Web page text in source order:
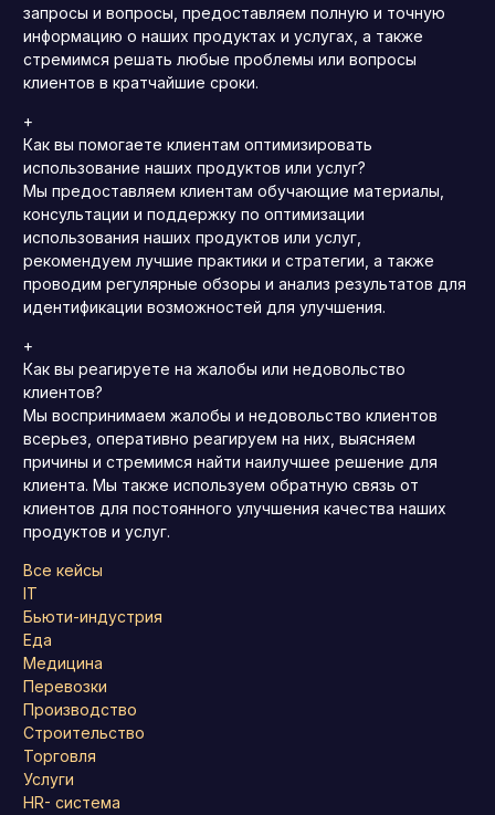
запросы и вопросы, предоставляем полную и точную
информацию о наших продуктах и услугах, а также
стремимся решать любые проблемы или вопросы
клиентов в кратчайшие сроки.
+
Как вы помогаете клиентам оптимизировать
использование наших продуктов или услуг?
Мы предоставляем клиентам обучающие материалы,
консультации и поддержку по оптимизации
использования наших продуктов или услуг,
рекомендуем лучшие практики и стратегии, а также
проводим регулярные обзоры и анализ результатов для
идентификации возможностей для улучшения.
+
Как вы реагируете на жалобы или недовольство
клиентов?
Мы воспринимаем жалобы и недовольство клиентов
всерьез, оперативно реагируем на них, выясняем
причины и стремимся найти наилучшее решение для
клиента. Мы также используем обратную связь от
клиентов для постоянного улучшения качества наших
продуктов и услуг.
Все кейсы
IT
Бьюти-индустрия
Еда
Медицина
Перевозки
Производство
Строительство
Торговля
Услуги
HR- система